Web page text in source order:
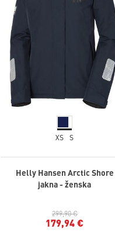
XS S
Helly Hansen Arctic Shore
jakna - ženska
299,90 €
179,94 €